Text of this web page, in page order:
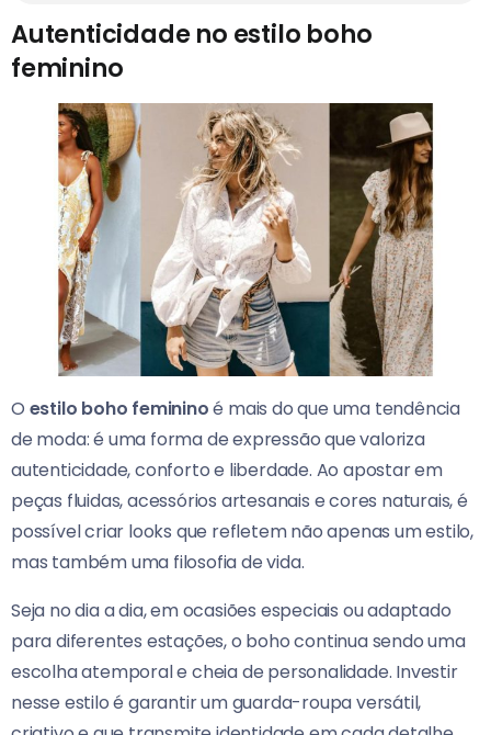
Autenticidade no estilo boho
feminino
O estilo boho femininoé mais do que uma tendência
de moda: é uma forma de expressão que valoriza
autenticidade, conforto e liberdade. Ao apostar em
peças fluidas, acessórios artesanais e cores naturais, é
possível criar looks que refletem não apenas um estilo,
mas também uma filosofia de vida.
Seja no dia a dia, em ocasiões especiais ou adaptado
para diferentes estações, o boho continua sendo uma
escolha atemporal e cheia de personalidade. Investir
nesse estilo é garantir um guarda-roupa versátil,